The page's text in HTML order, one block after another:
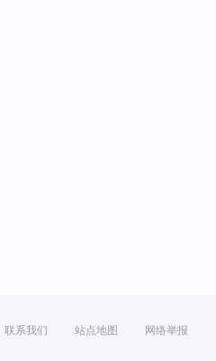
联系我们 站点地图 网络举报